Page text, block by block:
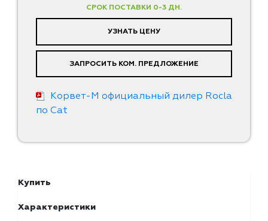
СРОК ПОСТАВКИ 0-3 ДН.
УЗНАТЬ ЦЕНУ
ЗАПРОСИТЬ КОМ. ПРЕДЛОЖЕНИЕ
Корвет-М официальный дилер Rocla
по Cat
Купить
Характеристики